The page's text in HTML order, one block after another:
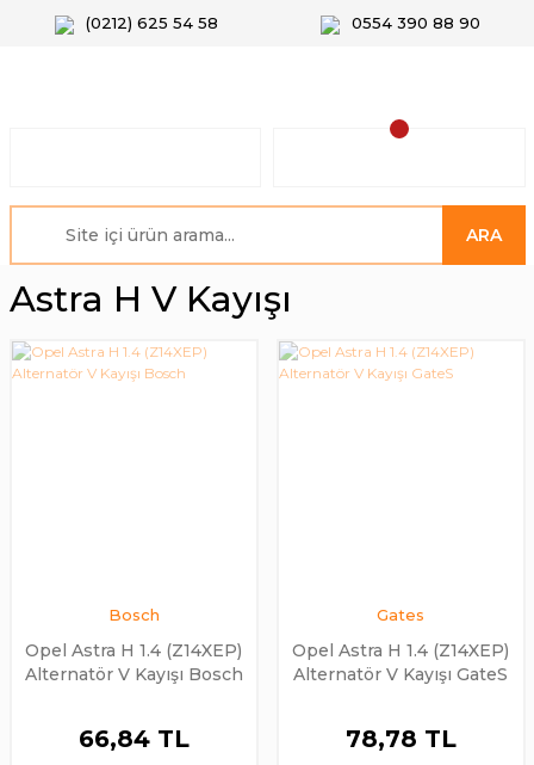
(0212) 625 54 58 0554 390 88 90
ARA
Astra H V Kayışı
Bosch
Opel Astra H 1.4 (Z14XEP)
Alternatör V Kayışı Bosch
66,84 TL
Gates
Opel Astra H 1.4 (Z14XEP)
Alternatör V Kayışı GateS
78,78 TL